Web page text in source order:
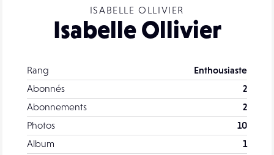
ISABELLE OLLIVIER
Isabelle Ollivier
Rang
Enthousiaste
Abonnés
2
Abonnements
2
Photos
10
Album
1